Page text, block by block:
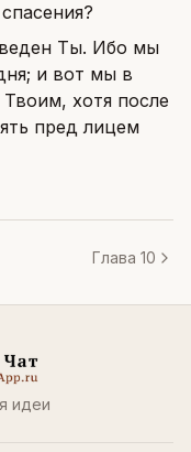
Ты. Ибо мы
и вот мы в
хотя после
пред лицем
Глава 10
идеи